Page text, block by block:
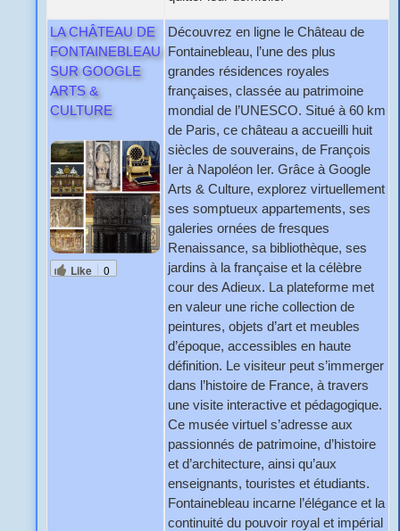
LA CHÂTEAU DE
FONTAINEBLEAU
SUR GOOGLE
ARTS &
CULTURE
Like 0
Découvrez en ligne le Château de
Fontainebleau, l’une des plus
grandes résidences royales
françaises, classée au patrimoine
mondial de l’UNESCO. Situé à 60 km
de Paris, ce château a accueilli huit
siècles de souverains, de François
Ier à Napoléon Ier. Grâce à Google
Arts & Culture, explorez virtuellement
ses somptueux appartements, ses
galeries ornées de fresques
Renaissance, sa bibliothèque, ses
jardins à la française et la célèbre
cour des Adieux. La plateforme met
en valeur une riche collection de
peintures, objets d’art et meubles
d’époque, accessibles en haute
définition. Le visiteur peut s’immerger
dans l’histoire de France, à travers
une visite interactive et pédagogique.
Ce musée virtuel s’adresse aux
passionnés de patrimoine, d’histoire
et d’architecture, ainsi qu’aux
enseignants, touristes et étudiants.
Fontainebleau incarne l’élégance et la
continuité du pouvoir royal et impérial